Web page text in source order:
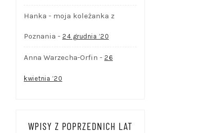
Hanka - moja koleżanka z
Poznania - 24 grudnia ’20
Anna Warzecha-Orfin - 26
kwietnia ’20
WPISY Z POPRZEDNICH LAT